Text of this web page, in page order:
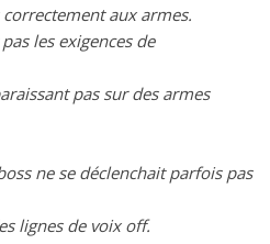
aux armes.
les exigences de
pas sur des armes
ne se déclenchait parfois pas
lignes de voix off.